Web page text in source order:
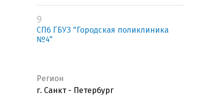
9
СПб ГБУЗ "Городская поликлиника
№4"
Регион
г. Санкт - Петербург